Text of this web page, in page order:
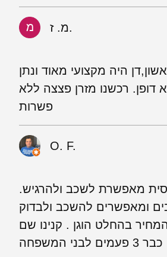
מ. ז.
היה מקצועי מאוד ונתן
דופן. רכשנו מזרן פצצה ללא
פשרות
O. F.
מאפשרת לשכב ולהרגיש.
ומאפשרים להשכב ולבדוק
בהחלט הוגן . קנינו שם
כבר 3 פעמים לבני המשפחה